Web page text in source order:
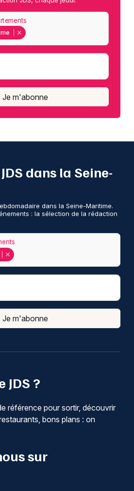
Je m'abonne
JDS ?
référence pour sortir, découvrir
bons plans : on
sur
dans la Seine-
dans la Seine-Maritime.
: la sélection de la rédaction
Je m'abonne